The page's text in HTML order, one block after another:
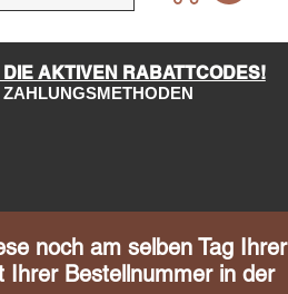
AKTIVEN RABATTCODES!
noch am selben Tag Ihrer
Bestellnummer in der